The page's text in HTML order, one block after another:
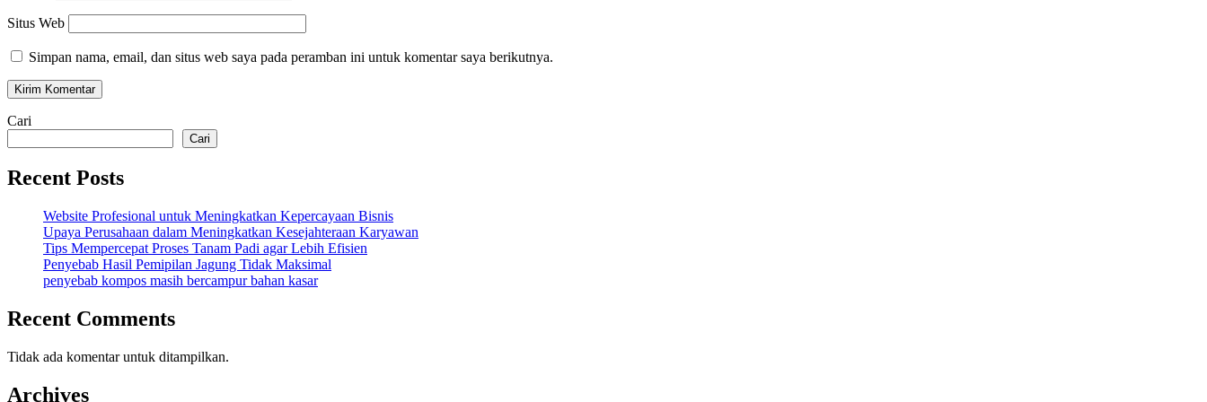
Situs Web
Simpan nama, email, dan situs web saya pada peramban ini untuk komentar saya berikutnya.
Cari
Cari
Recent Posts
Website Profesional untuk Meningkatkan Kepercayaan Bisnis
Upaya Perusahaan dalam Meningkatkan Kesejahteraan Karyawan
Tips Mempercepat Proses Tanam Padi agar Lebih Efisien
Penyebab Hasil Pemipilan Jagung Tidak Maksimal
penyebab kompos masih bercampur bahan kasar
Recent Comments
Tidak ada komentar untuk ditampilkan.
Archives